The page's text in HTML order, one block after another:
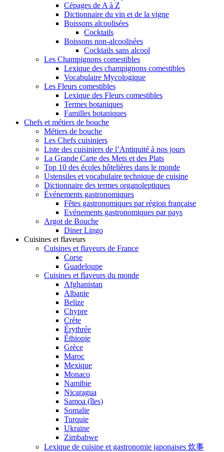
Cépages de A à Z
Dictionnaire du vin et de la vigne
Boissons alcoolisées
Cocktails
Boissons non-alcoolisées
Cocktails sans alcool
Les Champignons comestibles
Lexique des champignons comestibles
Vocabulaire Mycologique
Les Fleurs comestibles
Lexique des Fleurs comestibles
Termes botaniques
Familles botaniques
Chefs et métiers de bouche
Métiers de bouche
Les Chefs cuisiniers
Liste des cuisiniers de l’Antiquité à nos jours
La Grande Carte des Mets et des Plats
Top 10 des écoles hôtelières dans le monde
Ustensiles et vocabulaire technique de cuisine
Dictionnaire des termes organoleptiques
Événements gastronomiques
Fêtes gastronomiques par région française
Evénements gastronomiques par pays
Argot de Bouche
Diner Lingo
Cuisines et flaveurs
Cuisines et flaveurs de France
Corse
Guadeloupe
Cuisines et flaveurs du monde
Afghanistan
Albanie
Belize
Chypre
Crète
Érythrée
Éthiopie
Grèce
Maroc
Mexique
Monaco
Namibie
Nicaragua
Samoa (îles)
Somalie
Turquie
Ukraine
Zimbabwe
Lexique de cuisine et gastronomie japonaises 炊事